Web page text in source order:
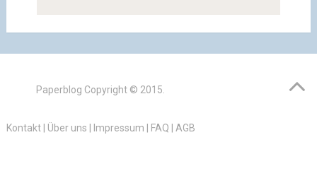
Paperblog Copyright © 2015.
Kontakt| Über uns Impressum FAQ AGB